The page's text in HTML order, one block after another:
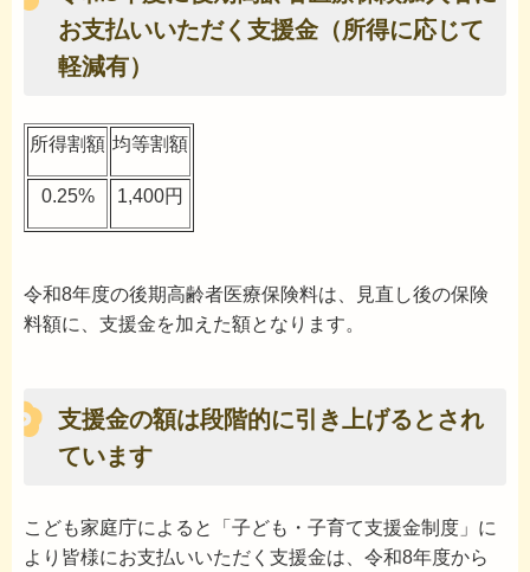
お支払いいただく支援金（所得に応じて
軽減有）
所得割額 均等割額
0.25% 1,400円
令和8年度の後期高齢者医療保険料は、見直し後の保険
料額に、支援金を加えた額となります。
支援金の額は段階的に引き上げるとされ
ています
こども家庭庁によると「子ども・子育て支援金制度」に
より皆様にお支払いいただく支援金は、令和8年度から